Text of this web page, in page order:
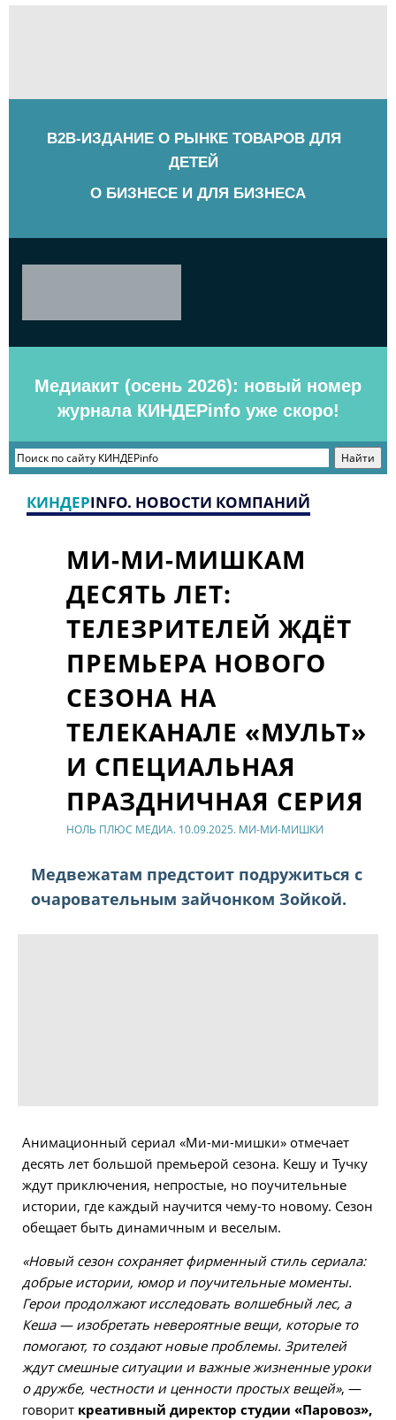
B2B-ИЗДАНИЕ О РЫНКЕ ТОВАРОВ ДЛЯ
ДЕТЕЙ
О БИЗНЕСЕ И ДЛЯ БИЗНЕСА
Медиакит (осень 2026): новый номер
журнала КИНДЕРinfo уже скоро!
КИНДЕРINFO. НОВОСТИ КОМПАНИЙ
МИ-МИ-МИШКАМ
ДЕСЯТЬ ЛЕТ:
ТЕЛЕЗРИТЕЛЕЙ ЖДЁТ
ПРЕМЬЕРА НОВОГО
СЕЗОНА НА
ТЕЛЕКАНАЛЕ «МУЛЬТ»
И СПЕЦИАЛЬНАЯ
ПРАЗДНИЧНАЯ СЕРИЯ
НОЛЬ ПЛЮС МЕДИА. 10.09.2025. МИ-МИ-МИШКИ
Медвежатам предстоит подружиться с
очаровательным зайчонком Зойкой.
Анимационный сериал «Ми-ми-мишки» отмечает
десять лет большой премьерой сезона. Кешу и Тучку
ждут приключения, непростые, но поучительные
истории, где каждый научится чему-то новому. Сезон
обещает быть динамичным и веселым.
«Новый сезон сохраняет фирменный стиль сериала:
добрые истории, юмор и поучительные моменты.
Герои продолжают исследовать волшебный лес, а
Кеша — изобретать невероятные вещи, которые то
помогают, то создают новые проблемы. Зрителей
ждут смешные ситуации и важные жизненные уроки
о дружбе, честности и ценности простых вещей», —
говорит креативный директор студии «Паровоз»,